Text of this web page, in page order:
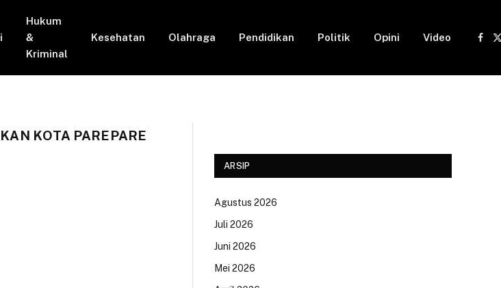
Hukum
&
Kriminal
Kesehatan Olahraga Pendidikan Politik Opini Video
KOTA PAREPARE
ARSIP
Agustus 2026
Juli 2026
Juni 2026
Mei 2026